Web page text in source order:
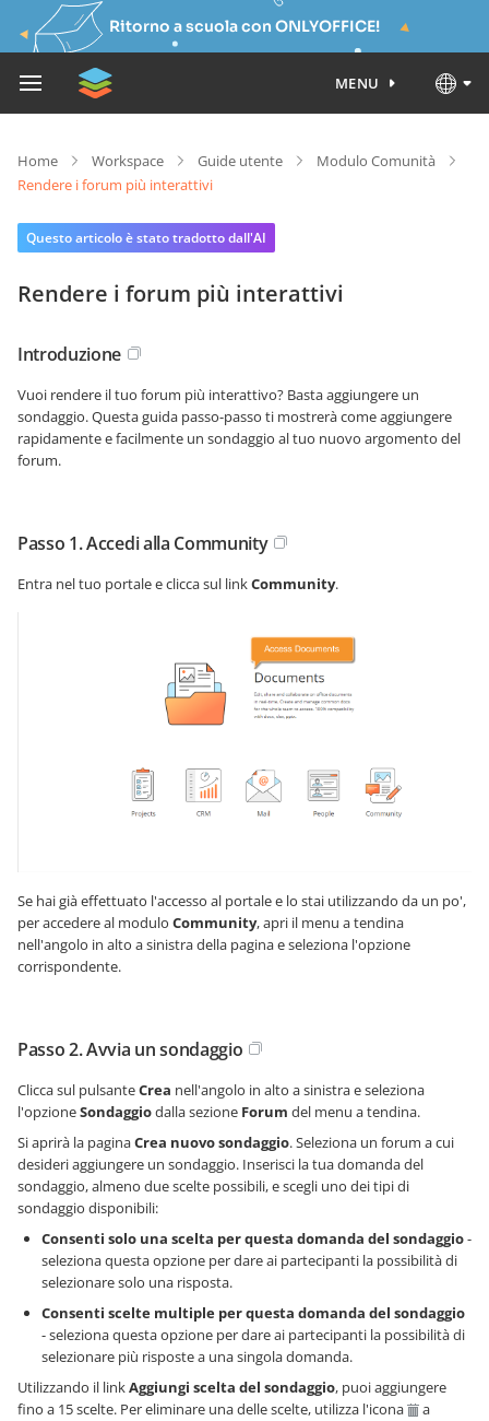
Ritorno a scuola con ONLYOFFICE!
MENU
Home Workspace Guide utente
Modulo Comunità
Rendere i forum più interattivi
Questo articolo è stato tradotto dall'AI
Rendere i forum più interattivi
Introduzione
Vuoi rendere il tuo forum più interattivo? Basta aggiungere un
sondaggio. Questa guida passo-passo ti mostrerà come aggiungere
rapidamente e facilmente un sondaggio al tuo nuovo argomento del
forum.
Passo 1. Accedi alla Community
Entra nel tuo portale e clicca sul linkCommunity.
Se hai già effettuato l'accesso al portale e lo stai utilizzando da un po',
per accedere al modulo Community, apri il menu a tendina
nell'angolo in alto a sinistra della pagina e seleziona l'opzione
corrispondente.
Passo 2. Avvia un sondaggio
Clicca sul pulsanteCrea nell'angolo in alto a sinistra e seleziona
l'opzioneSondaggiodalla sezione Forum del menu a tendina.
Si aprirà la paginaCrea nuovo sondaggio. Seleziona un forum a cui
desideri aggiungere un sondaggio. Inserisci la tua domanda del
sondaggio, almeno due scelte possibili, e scegli uno dei tipi di
sondaggio disponibili:
Consenti solo una scelta per questa domanda del sondaggio-
seleziona questa opzione per dare ai partecipanti la possibilità di
selezionare solo una risposta.
Consenti scelte multiple per questa domanda del sondaggio
- seleziona questa opzione per dare ai partecipanti la possibilità di
selezionare più risposte a una singola domanda.
Utilizzando il linkAggiungi scelta del sondaggio, puoi aggiungere
fino a 15 scelte. Per eliminare una delle scelte, utilizza l'icona
a